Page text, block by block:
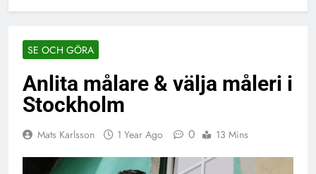
SE OCH GÖRA
Anlita målare & välja måleri i
Stockholm
Mats Karlsson 1 Year Ago 0 13 Mins